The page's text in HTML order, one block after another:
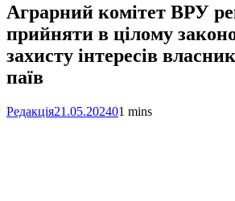
Аграрний комітет ВРУ
прийняти в цілому
захисту інтересів
паїв
Редакція21.05.202401 mins